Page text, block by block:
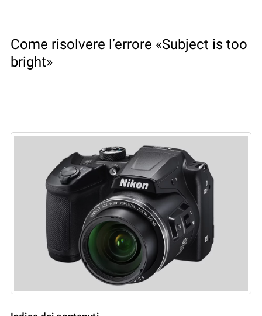
Come risolvere l’errore «Subject is too
bright»